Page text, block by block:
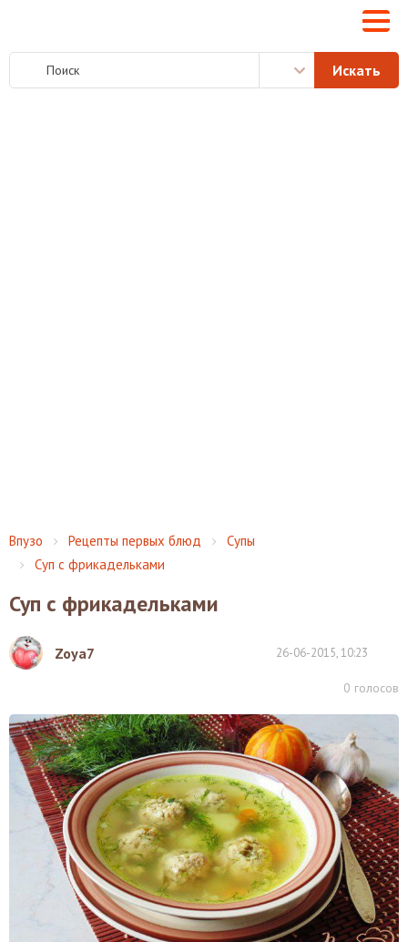
Впузо Рецепты первых блюд
Супы
Суп с фрикадельками
Суп с фрикадельками
Zoya7 26-06-2015, 10:23
0 голосов